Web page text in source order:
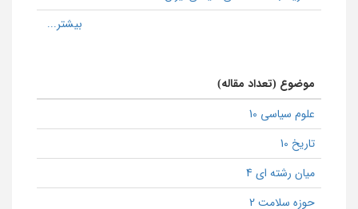
موضوع (تعداد مقاله)
علوم سیاسی 10
تاریخ 10
میان رشته ای 4
حوزه سلامت 2